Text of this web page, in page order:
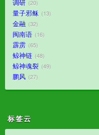
调研 20
量子邪稣 13
金融 32
闽南语 16
霹雳 65
鲸神链 48
鲸神魂裂 49
鹏风 27
标签云